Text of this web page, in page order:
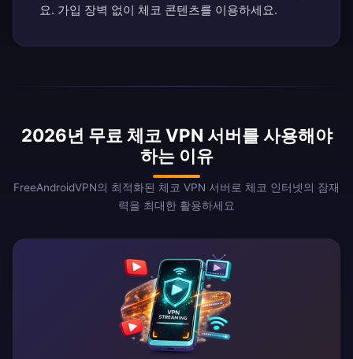
요. 가입 장벽 없이 체코 콘텐츠를 이용하세요.
2026년 무료 체코 VPN 서버를 사용해야
하는 이유
FreeAndroidVPN의 최적화된 체코 VPN 서버로 체코 인터넷의 잠재
력을 최대한 활용하세요